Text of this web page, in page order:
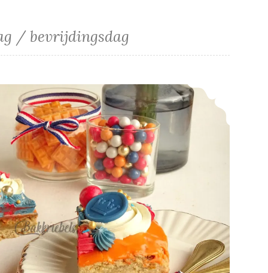
/ bevrijdingsdag
Friese Oranjekoek